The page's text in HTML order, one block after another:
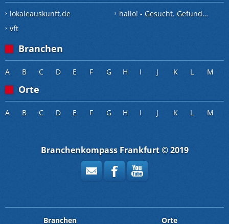
lokaleauskunft.de hallo! - Gesucht. Gefunden.
vft
Branchen
A B C D E F G H I J K L M
Orte
A B C D E F G H I J K L M
Branchenkompass Frankfurt © 2019
Branchen Orte